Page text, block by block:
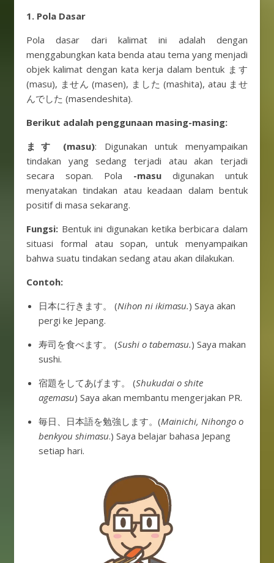
1. Pola Dasar
Pola dasar dari kalimat ini adalah dengan
menggabungkan kata benda atau tema yang menjadi
objek kalimat dengan kata kerja dalam bentuk ます
(masu), ません (masen), ました (mashita), atau ませ
んでした (masendeshita).
Berikut adalah penggunaan masing-masing:
ます (masu): Digunakan untuk menyampaikan
tindakan yang sedang terjadi atau akan terjadi
secara sopan. Pola -masu digunakan untuk
menyatakan tindakan atau keadaan dalam bentuk
positif di masa sekarang.
Fungsi: Bentuk ini digunakan ketika berbicara dalam
situasi formal atau sopan, untuk menyampaikan
bahwa suatu tindakan sedang atau akan dilakukan.
Contoh:
日本に行きます。 (Nihon ni ikimasu.) Saya akan
pergi ke Jepang.
寿司を食べます。 (Sushi o tabemasu.) Saya makan
sushi.
宿題をしてあげます。 (Shukudai o shite
agemasu) Saya akan membantu mengerjakan PR.
毎日、日本語を勉強します。(Mainichi, Nihongo o
benkyou shimasu.) Saya belajar bahasa Jepang
setiap hari.